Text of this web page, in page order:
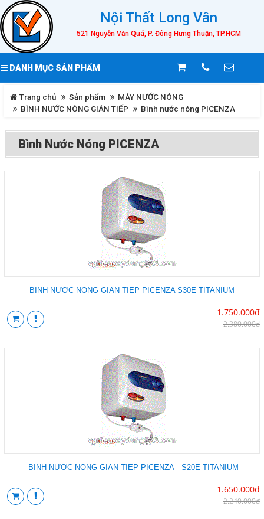
Nội Thất Long Vân
521 Nguyễn Văn Quá, P. Đông Hưng Thuận, TP.HCM
DANH MỤC SẢN PHẨM
Trang chủ Sản phẩm
MÁY NƯỚC NÓNG
BÌNH NƯỚC NÓNG GIÁN TIẾP
Bình nước nóng PICENZA
Bình Nước Nóng PICENZA
BÌNH NƯỚC NÓNG GIÁN TIẾP PICENZA S30E TITANIUM
1.750.000đ
2.380.000đ
BÌNH NƯỚC NÓNG GIÁN TIẾP PICENZA S20E TITANIUM
1.650.000đ
2.240.000đ